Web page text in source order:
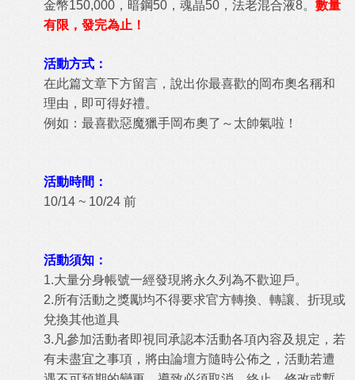
金幣150,000，暗鋼50，魂晶50，法老混合液8。 數量
有限，發完為止！
活動方式：
在此篇文章下方留言，說出你最喜歡的岡布奧名稱和
理由，即可得好禮。
例如：最喜歡惡魔獵手岡布奧了～太帥氣啦！
活動時間：
10/14 ~ 10/24 前
活動須知：
1.大量分身帳號一經發現將永久列為不歡迎戶。
2.所有活動之獎勵均不得要求官方轉換、轉讓、折現或
兌換其他道具
3.凡參加活動者即視同承認本活動各項內容及規定，若
有未盡宜之事項，將由論壇方隨時公佈之，活動若遭